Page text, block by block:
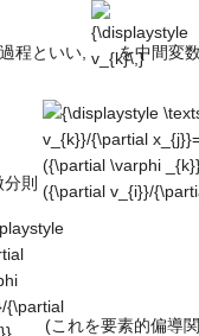
程といい,
v_{k}\,}
を中間変
則
{\displaystyle
\textstyle
{\partial
v_{k}}/{\partial
x_{j}}=\sum
_{i=1}^{k-1}
\varphi
_{k}}/{\partial
{\partial
(これを要素的偏導